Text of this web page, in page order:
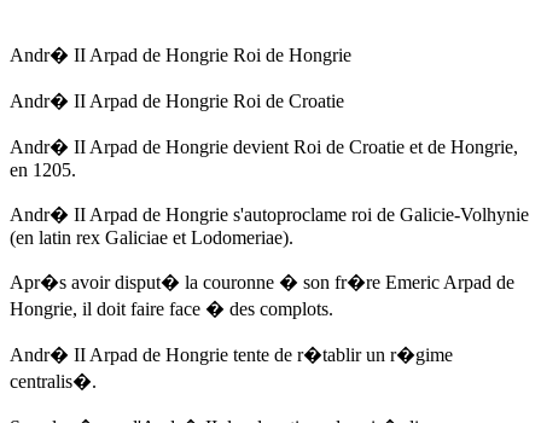
Andr� II Arpad de Hongrie Roi de Hongrie
Andr� II Arpad de Hongrie Roi de Croatie
Andr� II Arpad de Hongrie devient Roi de Croatie et de Hongrie,
en 1205.
Andr� II Arpad de Hongrie s'autoproclame roi de Galicie-Volhynie
(en latin rex Galiciae et Lodomeriae).
Apr�s avoir disput� la couronne � son fr�re Emeric Arpad de
Hongrie, il doit faire face � des complots.
Andr� II Arpad de Hongrie tente de r�tablir un r�gime
centralis�.